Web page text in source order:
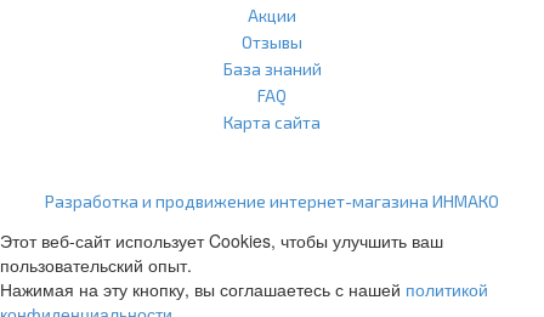
Акции
Отзывы
База знаний
FAQ
Карта сайта
Разработка и продвижение интернет-магазина ИНМАКО
Этот веб-сайт использует Cookies, чтобы улучшить ваш
пользовательский опыт.
Нажимая на эту кнопку, вы соглашаетесь с нашей политикой